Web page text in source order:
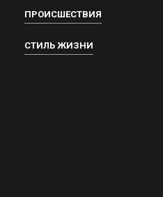
ПРОИСШЕСТВИЯ
СТИЛЬ ЖИЗНИ